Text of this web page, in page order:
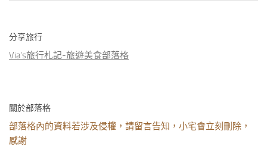
分享旅行
Via's旅行札記-旅遊美食部落格
關於部落格
部落格內的資料若涉及侵權，請留言告知，小宅會立刻刪除，
感謝